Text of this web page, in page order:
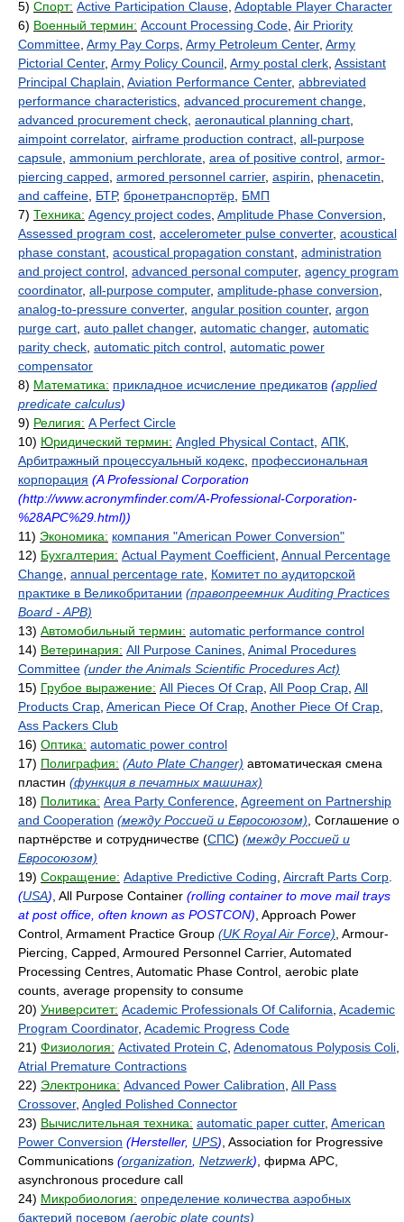
5) Спорт: Active Participation Clause Adoptable Player Character
6) Военный термин: Account Processing Code Air Priority
Committee Army Pay Corps Army Petroleum Center, Army
Pictorial Center, Army Policy Council Army postal clerk Assistant
Principal Chaplain Aviation Performance Center, abbreviated
performance characteristics advanced procurement change
advanced procurement check aeronautical planning chart
aimpoint correlator, airframe production contract all-purpose
capsule ammonium perchlorate area of positive control armor-
piercing capped armored personnel carrier, aspirin phenacetin
and caffeine БТР, бронетранспортёр БМП
7) Техника: Agency project codes Amplitude Phase Conversion
Assessed program cost accelerometer pulse converter, acoustical
phase constant acoustical propagation constant administration
and project control advanced personal computer, agency program
coordinator, all-purpose computer, amplitude-phase conversion
analog-to-pressure converter, angular position counter, argon
purge cart auto pallet changer, automatic changer, automatic
parity check automatic pitch control automatic power
compensator
8) Математика: прикладное исчисление предикатов (applied
predicate calculus)
9) Религия: A Perfect Circle
10) Юридический термин: Angled Physical Contact АПК
Арбитражный процессуальный кодекс профессиональная
корпорация (A Professional Corporation
(http://www.acronymfinder.com/A-Professional-Corporation-
%28APC%29.html))
11) Экономика: компания "American Power Conversion"
12) Бухгалтерия: Actual Payment Coefficient Annual Percentage
Change annual percentage rate Комитет по аудиторской
практике в Великобритании (правопреемник Auditing Practices
Board - APB)
13) Автомобильный термин: automatic performance control
14) Ветеринария: All Purpose Canines Animal Procedures
Committee (under the Animals Scientific Procedures Act)
15) Грубое выражение: All Pieces Of Crap All Poop Crap All
Products Crap American Piece Of Crap Another Piece Of Crap
Ass Packers Club
16) Оптика: automatic power control
17) Полиграфия: (Auto Plate Changer) автоматическая смена
пластин (функция в печатных машинах)
18) Политика: Area Party Conference Agreement on Partnership
and Cooperation (между Россией и Евросоюзом) , Соглашение о
партнёрстве и сотрудничестве (СПС) (между Россией и
Евросоюзом)
19) Сокращение: Adaptive Predictive Coding Aircraft Parts Corp
(USA) , All Purpose Container (rolling container to move mail trays
at post office, often known as POSTCON) , Approach Power
Control, Armament Practice Group (UK Royal Air Force) , Armour-
Piercing, Capped, Armoured Personnel Carrier, Automated
Processing Centres, Automatic Phase Control, aerobic plate
counts, average propensity to consume
20) Университет: Academic Professionals Of California Academic
Program Coordinator, Academic Progress Code
21) Физиология: Activated Protein C Adenomatous Polyposis Coli
Atrial Premature Contractions
22) Электроника: Advanced Power Calibration All Pass
Crossover, Angled Polished Connector
23) Вычислительная техника: automatic paper cutter, American
Power Conversion (Hersteller, UPS) , Association for Progressive
Communications (organization Netzwerk) , фирма APC,
asynchronous procedure call
24) Микробиология: определение количества аэробных
бактерий посевом (aerobic plate counts)